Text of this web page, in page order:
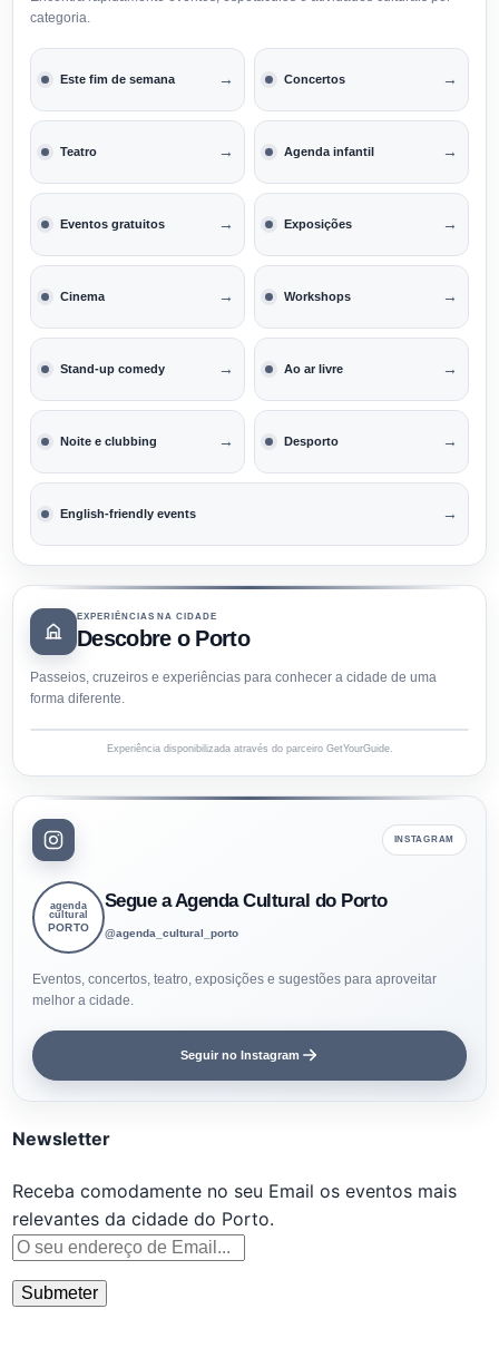
categoria.
Este fim de semana → Concertos →
Teatro → Agenda infantil →
Eventos gratuitos → Exposições →
Cinema → Workshops →
Stand-up comedy → Ao ar livre →
Noite e clubbing → Desporto →
English-friendly events →
EXPERIÊNCIAS NA CIDADE
Descobre o Porto
Passeios, cruzeiros e experiências para conhecer a cidade de uma
forma diferente.
Experiência disponibilizada através do parceiro GetYourGuide.
INSTAGRAM
agenda
cultural
PORTO
Segue a Agenda Cultural do Porto
@agenda_cultural_porto
Eventos, concertos, teatro, exposições e sugestões para aproveitar
melhor a cidade.
Seguir no Instagram
Newsletter
Receba comodamente no seu Email os eventos mais
relevantes da cidade do Porto.